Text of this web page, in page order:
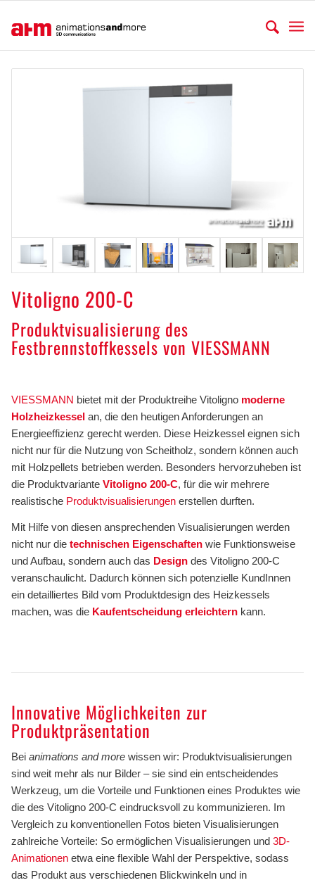
Vitoligno 200-C
Produktvisualisierung des
Festbrennstoffkessels von VIESSMANN
VIESSMANN bietet mit der Produktreihe Vitoligno moderne
Holzheizkesselan, die den heutigen Anforderungen an
Energieeffizienz gerecht werden. Diese Heizkessel eignen sich
nicht nur für die Nutzung von Scheitholz, sondern können auch
mit Holzpellets betrieben werden. Besonders hervorzuheben ist
die Produktvariante Vitoligno 200-C, für die wir mehrere
realistische Produktvisualisierungenerstellen durften.
Mit Hilfe von diesen ansprechenden Visualisierungen werden
nicht nur die technischen Eigenschaften wie Funktionsweise
und Aufbau, sondern auch das Designdes Vitoligno 200-C
veranschaulicht. Dadurch können sich potenzielle KundInnen
ein detailliertes Bild vom Produktdesign des Heizkessels
machen, was die Kaufentscheidung erleichternkann.
Innovative Möglichkeiten zur
Produktpräsentation
Bei animations and morewissen wir: Produktvisualisierungen
sind weit mehr als nur Bilder – sie sind ein entscheidendes
Werkzeug, um die Vorteile und Funktionen eines Produktes wie
die des Vitoligno 200-C eindrucksvoll zu kommunizieren. Im
Vergleich zu konventionellen Fotos bieten Visualisierungen
zahlreiche Vorteile: So ermöglichen Visualisierungen und 3D-
Animationenetwa eine flexible Wahl der Perspektive, sodass
das Produkt aus verschiedenen Blickwinkeln und in